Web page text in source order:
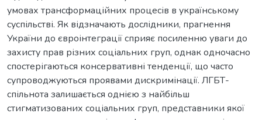
умовах трансформаційних процесів в українському
суспільстві. Як відзначають дослідники, прагнення
України до євроінтеграції сприяє посиленню уваги до
захисту прав різних соціальних груп, однак одночасно
спостерігаються консервативні тенденції, що часто
супроводжуються проявами дискримінації. ЛГБТ-
спільнота залишається однією з найбільш
стигматизованих соціальних груп, представники якої